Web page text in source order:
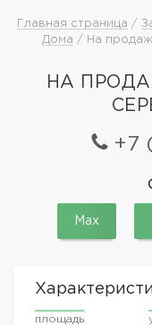
Главная страница /
Дома / На
НА
+7
Max
площадь